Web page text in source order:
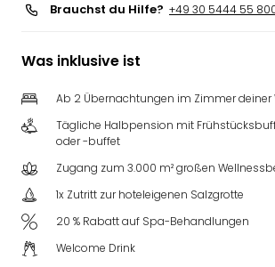
Brauchst du Hilfe? +49 30 5444 55
Was inklusive ist
Ab 2 Übernachtungen im Zimmer deiner
Tägliche Halbpension mit
oder -buffet
Zugang zum 3.000 m² großen
1x Zutritt zur hoteleigenen Salzgrotte
20 % Rabatt auf Spa-Behandlungen
Welcome Drink